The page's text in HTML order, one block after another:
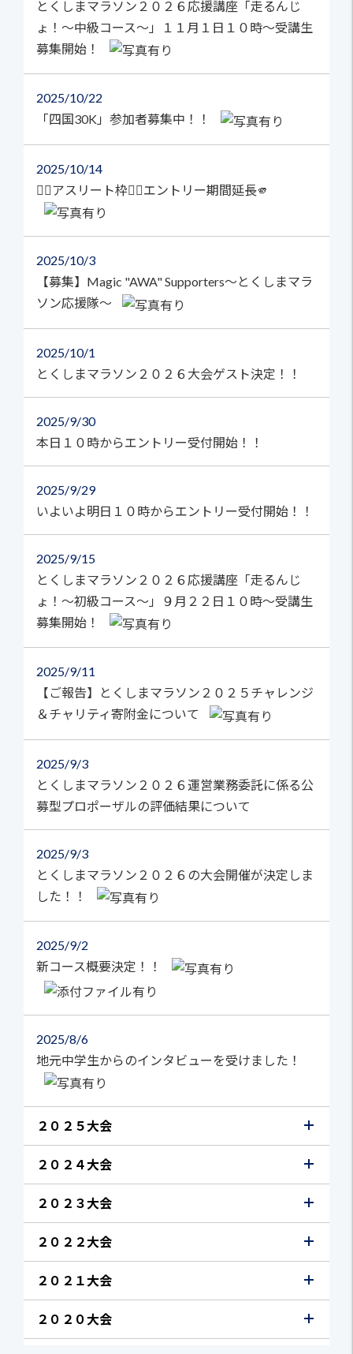
とくしまマラソン２０２６応援講座「走るんじ
ょ！～中級コース～」１１月１日１０時～受講生
募集開始！
2025 10/22
「四国30K」参加者募集中！！
2025 10/14
🏃‍♀️アスリート枠🏃‍♂️エントリー期間延長🫵
2025 10/3
【募集】Magic "AWA" Supporters～とくしまマラ
ソン応援隊～
2025 10/1
とくしまマラソン２０２６大会ゲスト決定！！
2025 9/30
本日１０時からエントリー受付開始！！
2025 9/29
いよいよ明日１０時からエントリー受付開始！！
2025 9/15
とくしまマラソン２０２６応援講座「走るんじ
ょ！～初級コース～」９月２２日１０時～受講生
募集開始！
2025 9/11
【ご報告】とくしまマラソン２０２５チャレンジ
＆チャリティ寄附金について
2025 9/3
とくしまマラソン２０２６運営業務委託に係る公
募型プロポーザルの評価結果について
2025 9/3
とくしまマラソン２０２６の大会開催が決定しま
した！！
2025 9/2
新コース概要決定！！
2025 8/6
地元中学生からのインタビューを受けました！
２０２５大会
２０２４大会
２０２３大会
２０２２大会
２０２１大会
２０２０大会